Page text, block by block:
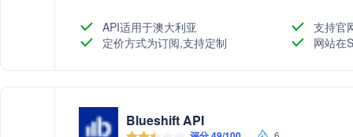
API适用于澳大利亚
支持官
定价方式为订阅,支持定制
网站在
Blueshift API